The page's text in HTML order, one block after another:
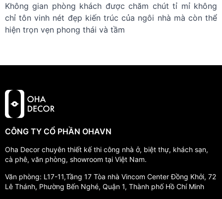
Không gian phòng khách được chăm chút tỉ mỉ không
chỉ tôn vinh nét đẹp kiến trúc của ngôi nhà mà còn thể
hiện trọn vẹn phong thái và tầm
CÔNG TY CỔ PHẦN OHAVN
Oha Decor chuyên thiết kế thi công nhà ở, biệt thự, khách sạn,
cà phê, văn phòng, showroom tại Việt Nam.
Văn phòng: L17-11,Tầng 17 Tòa nhà Vincom Center Đồng Khởi, 72
Lê Thánh, Phường Bến Nghé, Quận 1, Thành phố Hồ Chí Minh